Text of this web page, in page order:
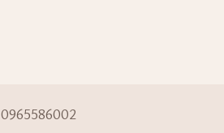
0965586002